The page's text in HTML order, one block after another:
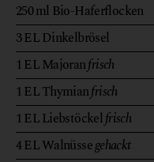
250ml Bio-Haferflocken
3ELDinkelbrösel
1 ELMajoranfrisch
1 ELThymianfrisch
1 ELLiebstöckelfrisch
4ELWalnüssegehackt